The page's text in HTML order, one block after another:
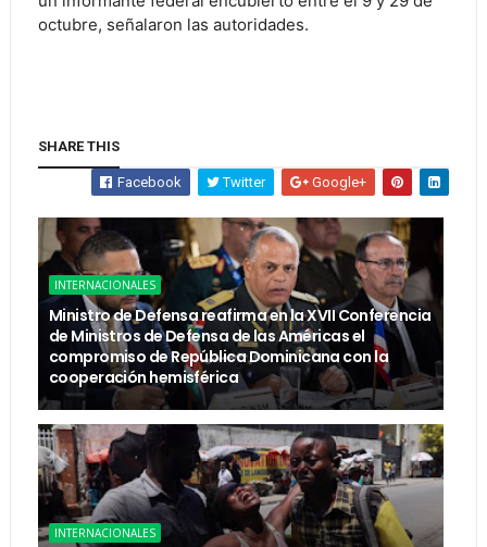
octubre, señalaron las autoridades.
SHARE THIS
Facebook Twitter Google+
INTERNACIONALES
Ministro de Defensa reafirma en la XVII Conferencia
de Ministros de Defensa de las Américas el
compromiso de República Dominicana con la
cooperación hemisférica
INTERNACIONALES